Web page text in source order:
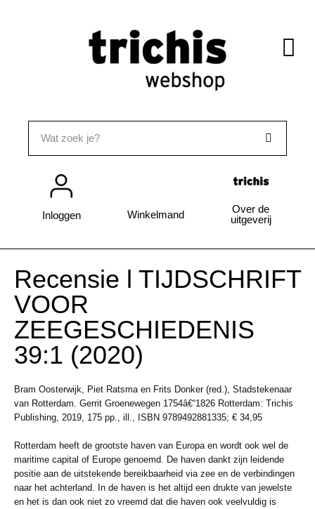
Inloggen Winkelmand
Over de
uitgeverij
Recensie l TIJDSCHRIFT
VOOR
ZEEGESCHIEDENIS
39:1 (2020)
Bram Oosterwijk, Piet Ratsma en Frits Donker (red.), Stadstekenaar
van Rotterdam. Gerrit Groenewegen 1754â€“1826 Rotterdam: Trichis
Publishing, 2019, 175 pp., ill., ISBN 9789492881335; € 34,95
Rotterdam heeft de grootste haven van Europa en wordt ook wel de
maritime capital of Europe genoemd. De haven dankt zijn leidende
positie aan de uitstekende bereikbaarheid via zee en de verbindingen
naar het achterland. In de haven is het altijd een drukte van jewelste
en het is dan ook niet zo vreemd dat die haven ook veelvuldig is